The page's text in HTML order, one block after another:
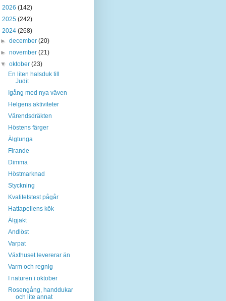
2026 (142)
2025 (242)
2024 (268)
►december(20)
►november(21)
▼oktober(23)
En liten halsduk till
Judit
Igång med nya väven
Helgens aktiviteter
Värendsdräkten
Höstens färger
Älgtunga
Firande
Dimma
Höstmarknad
Styckning
Kvalitetstest pågår
Hattapellens kök
Älgjakt
Andlöst
Varpat
Växthuset levererar än
Varm och regnig
I naturen i oktober
Rosengång, handdukar
och lite annat